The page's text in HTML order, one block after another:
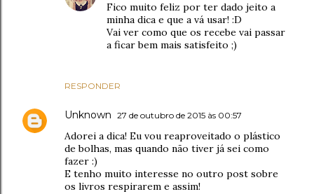
RESPONDER
Fico muito feliz por ter dado jeito a
minha dica e que a vá usar! :D
Vai ver como que os recebe vai passar
a ficar bem mais satisfeito ;)
Unknown 27 de outubro de 2015 às 00:57
Adorei a dica! Eu vou reaproveitado o plástico
de bolhas, mas quando não tiver já sei como
fazer :)
E tenho muito interesse no outro post sobre
os livros respirarem e assim!